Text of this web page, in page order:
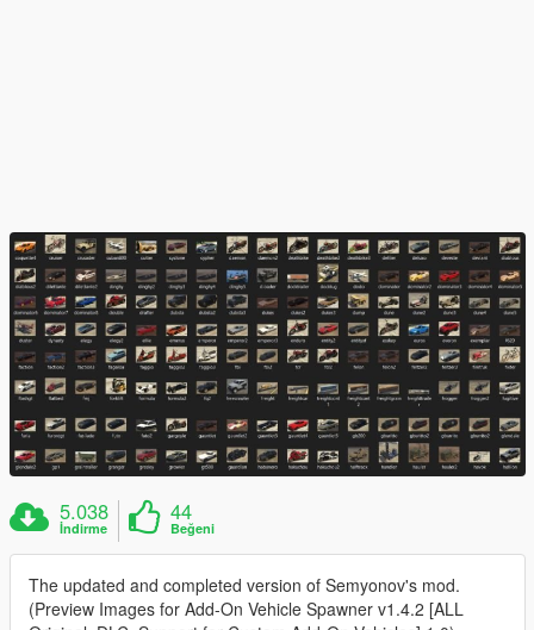
5.038
İndirme
44
Beğeni
The updated and completed version of Semyonov's mod.
(Preview Images for Add-On Vehicle Spawner v1.4.2 [ALL